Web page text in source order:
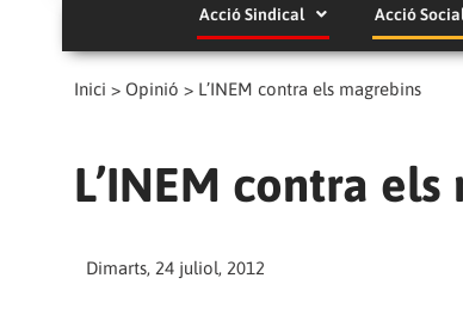
Acció Sindical Acció
Inici > Opinió > L’INEM contra els magrebins
L’INEM contra
Dimarts, 24 juliol, 2012